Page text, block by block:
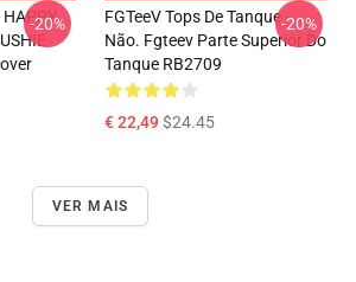
HAPPY
-20%
FGTeeV Tops De Tanque -
Não. Fgteev Parte Superior Do
Tanque RB2709
€ 22,49$24.45
-20%
VER MAIS